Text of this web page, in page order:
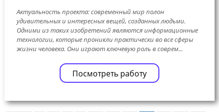
Актуальность проекта: современный мир полон
удивительных и интересных вещей, созданных людьми.
Одними из таких изобретений являются информационные
технологии, которые проникли практически во все сферы
жизни человека. Они играют ключевую роль в соврем...
Посмотреть работу